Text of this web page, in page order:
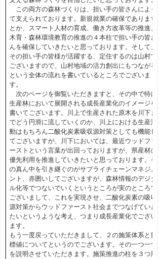
この両方の森林づくりは、担い手の皆さんによっ
て支えられております。新規就業の確保であります
とか、スマート人材の育成、働き方改革等の推進、
木育・森林環境教育の推進の４本柱で担い手の皆さ
んを確保していきたいと思っております。そして、
その担い手の皆様が活躍する、定住するのは山村で
ございますので、山村地域の活力創出にもつながる
という全体の流れを書いているところでございま
す。
次のページを御覧いただきますと、その中で特に
生産林において展開される成長産業化のイメージを
書いてございます。川上で生産された原木を川下ま
でどう円滑に流していくのか、川上における生産活
動はもちろん二酸化炭素吸収源対策としても機能し
てございますが、川下においては、最近ウッドファ
ーストという言葉が出回っておりますが、県産材の
優先利用を推進していきたいと思っております。そ
の真ん中を引き継ぐのがサプライチェーンマネジメ
ント、赤囲いしてございますが、森林情報のデジタ
ル化等でつないでいくというところが実のところで
ございまして、これを実現させ、二酸化炭素の吸収
源対策からウッドファースト社会までつなげていき
たいというような考え、つまり成長産業化でござい
ます。
もう一度戻っていただきまして、２の施策体系と目
標値についてというのでございます。その一つ一つ
を説明させていただきます。施策推進の柱を３つ用